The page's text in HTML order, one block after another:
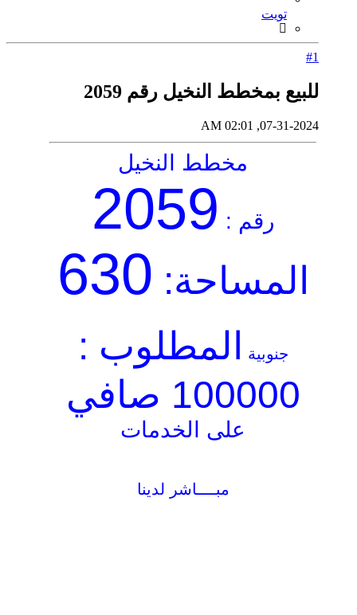
تويت
#1
للبيع بمخطط النخيل رقم 2059
07-31-2024, 02:01 AM
مخطط النخيل
رقم : 2059
المساحة: 630
جنوبية
المطلوب :
100000 صافي
على الخدمات
مبــــاشر لدينا